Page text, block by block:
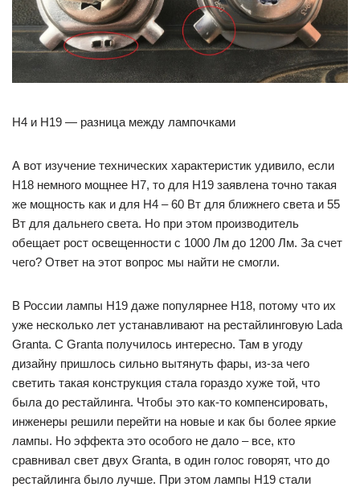
H4 и H19 — разница между лампочками
А вот изучение технических характеристик удивило, если
H18 немного мощнее Н7, то для H19 заявлена точно такая
же мощность как и для H4 – 60 Вт для ближнего света и 55
Вт для дальнего света. Но при этом производитель
обещает рост освещенности с 1000 Лм до 1200 Лм. За счет
чего? Ответ на этот вопрос мы найти не смогли.
В России лампы H19 даже популярнее H18, потому что их
уже несколько лет устанавливают на рестайлинговую Lada
Granta. С Granta получилось интересно. Там в угоду
дизайну пришлось сильно вытянуть фары, из-за чего
светить такая конструкция стала гораздо хуже той, что
была до рестайлинга. Чтобы это как-то компенсировать,
инженеры решили перейти на новые и как бы более яркие
лампы. Но эффекта это особого не дало – все, кто
сравнивал свет двух Granta, в один голос говорят, что до
рестайлинга было лучше. При этом лампы H19 стали